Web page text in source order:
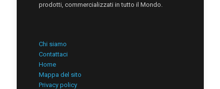
prodotti, commercializzati in tutto il Mondo.
Chi siamo
Contattaci
Home
Mappa del sito
Privacy policy